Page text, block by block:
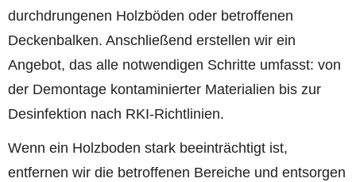
durchdrungenen Holzböden oder betroffenen
Deckenbalken. Anschließend erstellen wir ein
Angebot, das alle notwendigen Schritte umfasst: von
der Demontage kontaminierter Materialien bis zur
Desinfektion nach RKI-Richtlinien.
Wenn ein Holzboden stark beeinträchtigt ist,
entfernen wir die betroffenen Bereiche und entsorgen